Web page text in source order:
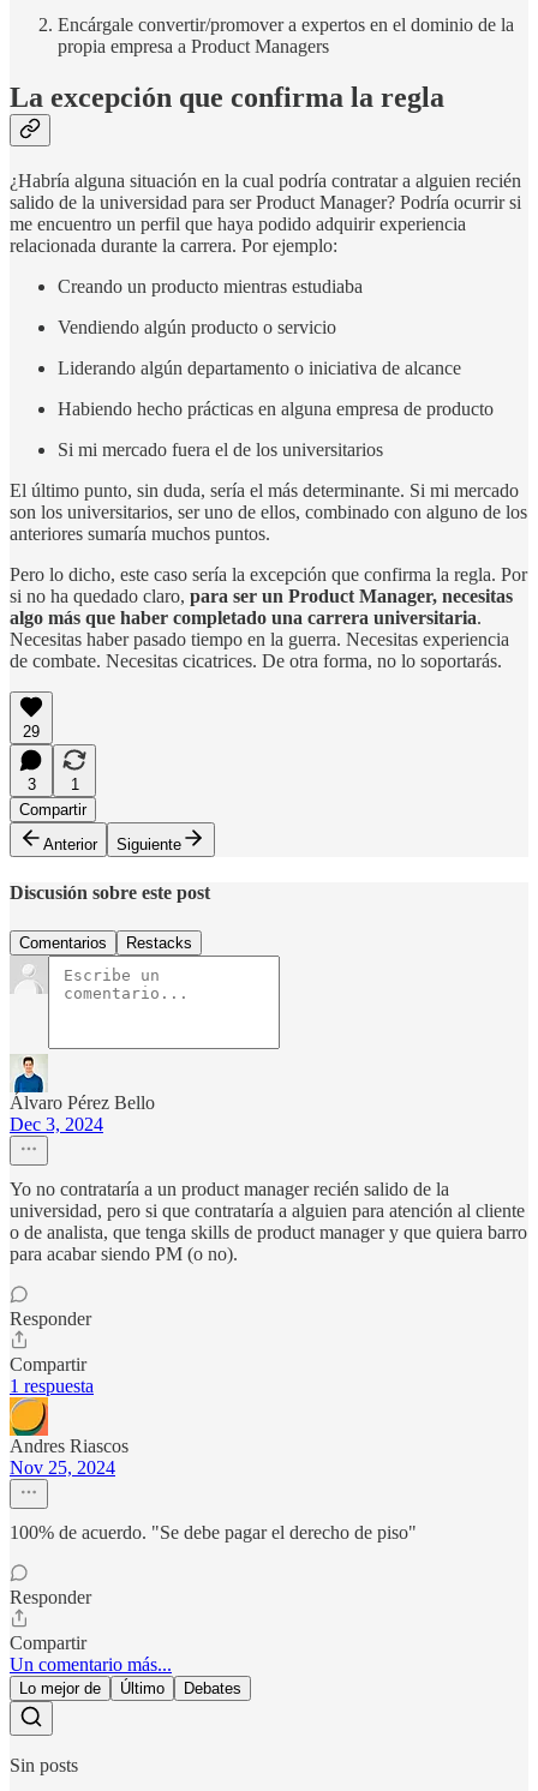
Encárgale convertir/promover a expertos en el dominio de la
propia empresa a Product Managers
La excepción que confirma la regla
¿Habría alguna situación en la cual podría contratar a alguien recién
salido de la universidad para ser Product Manager? Podría ocurrir si
me encuentro un perfil que haya podido adquirir experiencia
relacionada durante la carrera. Por ejemplo:
Creando un producto mientras estudiaba
Vendiendo algún producto o servicio
Liderando algún departamento o iniciativa de alcance
Habiendo hecho prácticas en alguna empresa de producto
Si mi mercado fuera el de los universitarios
El último punto, sin duda, sería el más determinante. Si mi mercado
son los universitarios, ser uno de ellos, combinado con alguno de los
anteriores sumaría muchos puntos.
Pero lo dicho, este caso sería la excepción que confirma la regla. Por
si no ha quedado claro, para ser un Product Manager, necesitas
algo más que haber completado una carrera universitaria.
Necesitas haber pasado tiempo en la guerra. Necesitas experiencia
de combate. Necesitas cicatrices. De otra forma, no lo soportarás.
29
3
1
Compartir
Anterior
Siguiente
Discusión sobre este post
Comentarios Restacks
Álvaro Pérez Bello
Dec 3, 2024
Yo no contrataría a un product manager recién salido de la
universidad, pero si que contrataría a alguien para atención al cliente
o de analista, que tenga skills de product manager y que quiera barro
para acabar siendo PM (o no).
Responder
Compartir
1 respuesta
Andres Riascos
Nov 25, 2024
100% de acuerdo. "Se debe pagar el derecho de piso"
Responder
Compartir
Un comentario más...
Lo mejor de Último Debates
Sin posts